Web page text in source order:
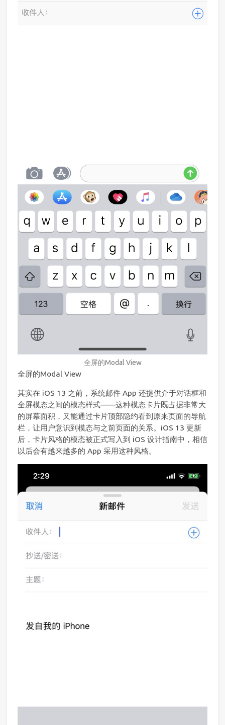
全屏的Modal View
全屏的Modal View
其实在 iOS 13 之前，系统邮件 App 还提供介于对话框和
全屏模态之间的模态样式——这种模态卡片既占据非常大
的屏幕面积，又能通过卡片顶部隐约看到原来页面的导航
栏，让用户意识到模态与之前页面的关系。iOS 13 更新
后，卡片风格的模态被正式写入到 iOS 设计指南中，相信
以后会有越来越多的 App 采用这种风格。